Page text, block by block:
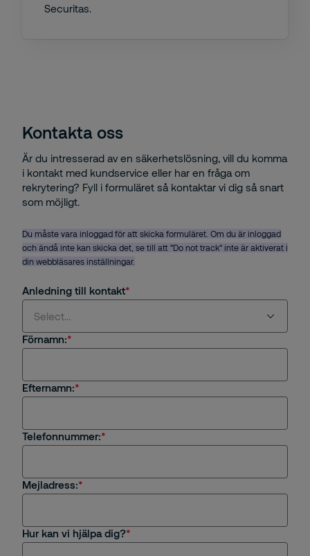
Securitas.
Kontakta oss
Är du intresserad av en säkerhetslösning, vill du komma
i kontakt med kundservice eller har en fråga om
rekrytering? Fyll i formuläret så kontaktar vi dig så snart
som möjligt.
Du måste vara inloggad för att skicka formuläret. Om du är inloggad
och ändå inte kan skicka det, se till att "Do not track" inte är aktiverat i
din webbläsares inställningar.
Anledning till kontakt
Select...
Jag är intresserad av en tjänst eller
säkerhetslösning från Securitas
Jag är kund hos Securitas
Övrigt
Förnamn:
Efternamn:
Telefonnummer:
Mejladress:
Hur kan vi hjälpa dig?